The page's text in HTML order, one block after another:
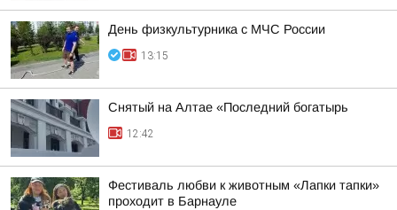
День физкультурника с МЧС России
13:15
Снятый на Алтае «Последний богатырь
12:42
Фестиваль любви к животным «Лапки тапки»
проходит в Барнауле